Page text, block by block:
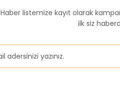
Haber listemize kayıt olarak
ilk siz